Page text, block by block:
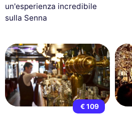
un'esperienza incredibile
sulla Senna
€ 109